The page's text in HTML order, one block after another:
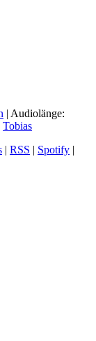
| Audiolänge:
Tobias
| RSS | Spotify |